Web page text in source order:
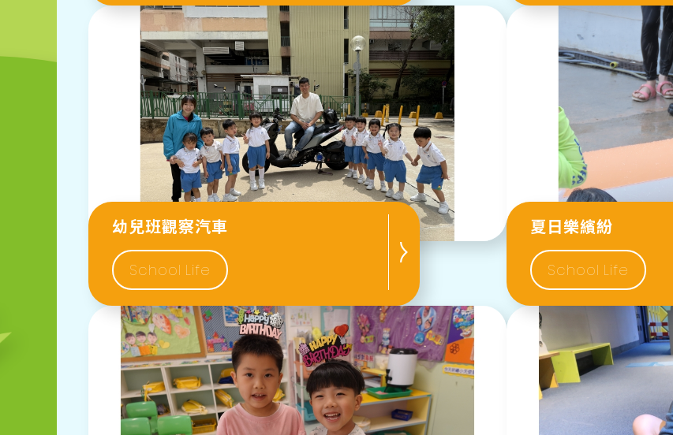
幼兒班觀察汽車
School Life
夏日樂繽紛
School Life